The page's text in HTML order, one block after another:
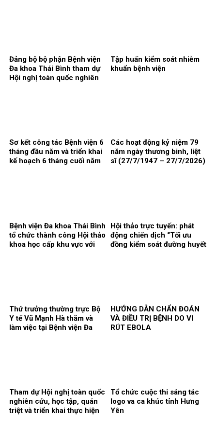
Đảng bộ bộ phận Bệnh viện
Đa khoa Thái Bình tham dự
Hội nghị toàn quốc nghiên
Tập huấn kiểm soát nhiễm
khuẩn bệnh viện
Sơ kết công tác Bệnh viện 6
tháng đầu năm và triển khai
kế hoạch 6 tháng cuối năm
Các hoạt động kỷ niệm 79
năm ngày thương binh, liệt
sĩ (27/7/1947 – 27/7/2026)
Bệnh viện Đa khoa Thái Bình
tổ chức thành công Hội thảo
khoa học cấp khu vực với
Hội thảo trực tuyến: phát
động chiến dịch “Tối ưu
đồng kiểm soát đường huyết
Thứ trưởng thường trực Bộ
Y tế Vũ Mạnh Hà thăm và
làm việc tại Bệnh viện Đa
HƯỚNG DẪN CHẨN ĐOÁN
VÀ ĐIỀU TRỊ BỆNH DO VI
RÚT EBOLA
Tham dự Hội nghị toàn quốc
nghiên cứu, học tập, quán
triệt và triển khai thực hiện
Tổ chức cuộc thi sáng tác
logo va ca khúc tỉnh Hưng
Yên